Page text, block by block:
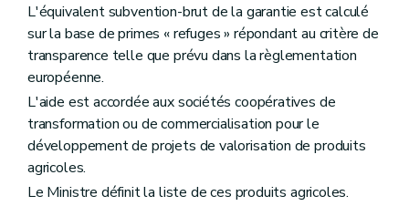
L'équivalent subvention-brut de la garantie est calculé
sur la base de primes « refuges » répondant au critère de
transparence telle que prévu dans la règlementation
européenne.
L'aide est accordée aux sociétés coopératives de
transformation ou de commercialisation pour le
développement de projets de valorisation de produits
agricoles.
Le Ministre définit la liste de ces produits agricoles.